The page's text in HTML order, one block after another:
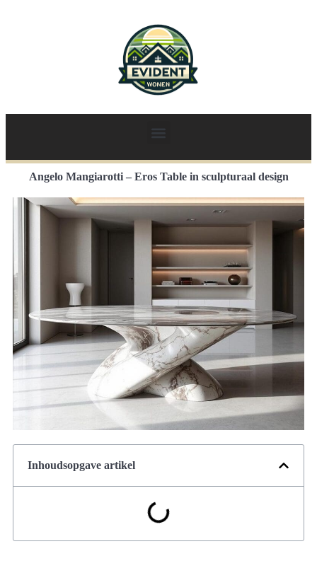
Angelo Mangiarotti – Eros Table in sculpturaal design
Inhoudsopgave artikel